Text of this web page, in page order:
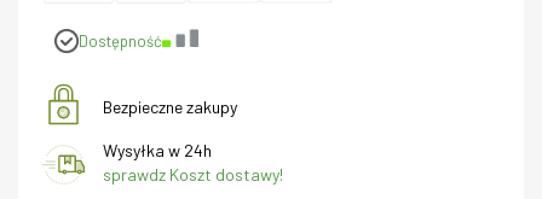
Dostępność
Bezpieczne zakupy
Wysyłka w 24h
sprawdz Koszt dostawy!